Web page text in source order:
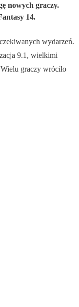
nowych graczy.
14.
wydarzeń.
9.1, wielkimi
graczy wróciło